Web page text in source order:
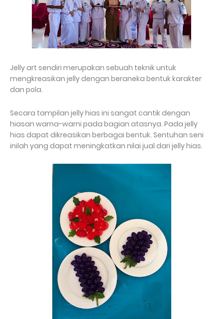
Jelly art sendiri merupakan sebuah teknik untuk
mengkreasikan jelly dengan beraneka bentuk karakter
dan pola.
Secara tampilan jelly hias ini sangat cantik dengan
hiasan warna-warni pada bagian atasnya. Pada jelly
hias dapat dikreasikan berbagai bentuk. Sentuhan seni
inilah yang dapat meningkatkan nilai jual dari jelly hias.